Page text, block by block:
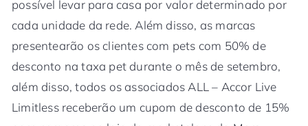
possível levar para casa por valor determinado por
cada unidade da rede. Além disso, as marcas
presentearão os clientes com pets com 50% de
desconto na taxa pet durante o mês de setembro,
além disso, todos os associados ALL – Accor Live
Limitless receberão um cupom de desconto de 15%